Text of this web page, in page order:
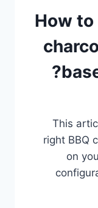
How to
This
right BBQ
on